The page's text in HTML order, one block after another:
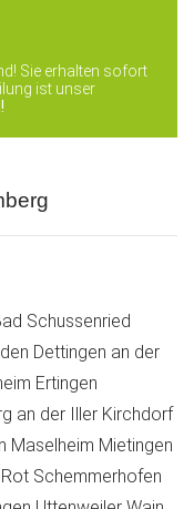
Sie erhalten sofort
ist unser
Schussenried
Dettingen an der
Ertingen
an der Iller Kirchdorf
Maselheim Mietingen
Schemmerhofen